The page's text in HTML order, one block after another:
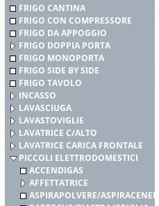
FRIGO CANTINA
FRIGO CON COMPRESSORE
FRIGO DA APPOGGIO
FRIGO DOPPIA PORTA
FRIGO MONOPORTA
FRIGO SIDE BY SIDE
FRIGO TAVOLO
INCASSO
LAVASCIUGA
LAVASTOVIGLIE
LAVATRICE C/ALTO
LAVATRICE CARICA FRONTALE
PICCOLI ELETTRODOMESTICI
ACCENDIGAS
AFFETTATRICE
ASPIRAPOLVERE/ASPIRACENERE